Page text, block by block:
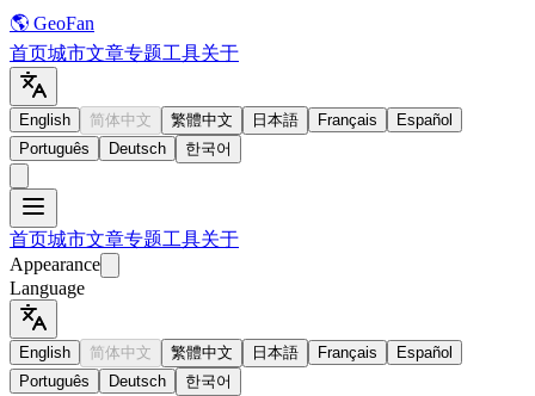
🌎 GeoFan
首页城市文章专题工具关于
English 简体中文 繁體中文 日本語 Français
Español
Português
Deutsch 한국어
首页城市文章专题工具关于
Appearance
Language
English 简体中文 繁體中文 日本語 Français
Español
Português
Deutsch 한국어